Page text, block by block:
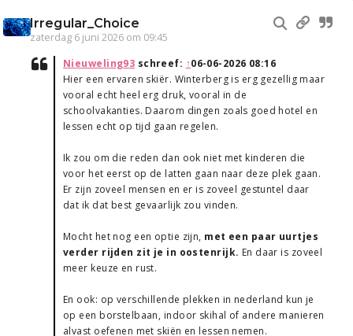
Irregular_Choice
zaterdag 6 juni 2026 om 09:45
Nieuweling93 schreef: ↑06-06-2026 08:16
Hier een ervaren skiër. Winterberg is erg gezellig maar
vooral echt heel erg druk, vooral in de
schoolvakanties. Daarom dingen zoals goed hotel en
lessen echt op tijd gaan regelen.
Ik zou om die reden dan ook niet met kinderen die
voor het eerst op de latten gaan naar deze plek gaan.
Er zijn zoveel mensen en er is zoveel gestuntel daar
dat ik dat best gevaarlijk zou vinden.
Mocht het nog een optie zijn, met een paar uurtjes
verder rijden zit je in oostenrijk. En daar is zoveel
meer keuze en rust.
En ook: op verschillende plekken in nederland kun je
op een borstelbaan, indoor skihal of andere manieren
alvast oefenen met skiën en lessen nemen.